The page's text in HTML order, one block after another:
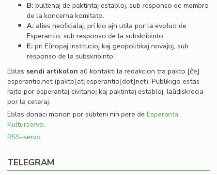
B: bultenaj de paktintaj establoj, sub responso de membro
de la koncerna komitato.
A: alies neoﬁcialaj, pri kio ajn utila por la evoluo de
Esperantio, sub responso de la subskribinto.
E: pri Eŭropaj institucioj kaj geopolitikaj novaĵoj, sub
responso de la subskribinto.
Eblas sendi artikolon aŭ kontakti la redakcion tra pakto [ĉe]
esperantio.net(pakto[at]esperantio[dot]net). Publikigo estas
rajto por esperantaj civitanoj kaj paktintaj establoj, laŭdiskrecia
por la ceteraj.
Eblas donaci monon por subteni nin pere de Esperanta
Kulturservo.
RSS-servo
TELEGRAM